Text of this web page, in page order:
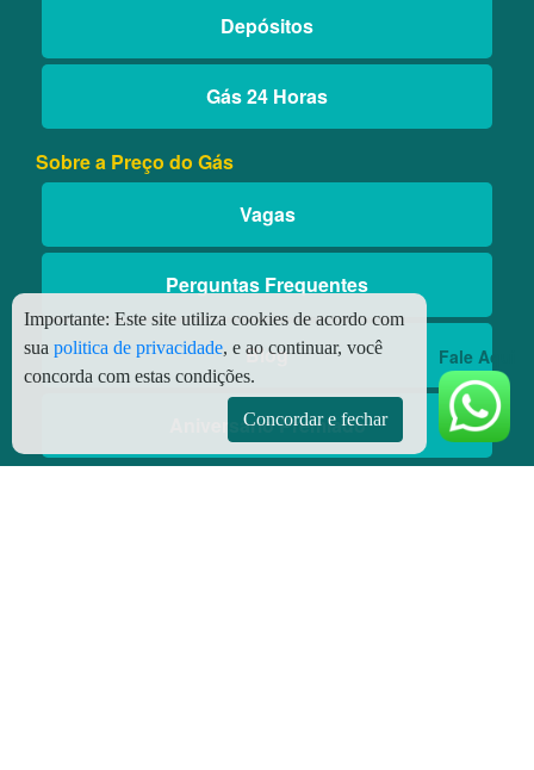
Fale Aqui
Depósitos
Gás 24 Horas
Sobre a Preço do Gás
Vagas
Perguntas Frequentes
Blog
Aniversário Premiado
Importante: Este site utiliza cookies de acordo com
sua politica de privacidade, e ao continuar, você
concorda com estas condições.
Concordar e fechar